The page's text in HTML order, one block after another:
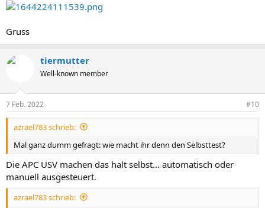
Gruss
tiermutter
Well-known member
7 Feb. 2022 #10
azrael783 schrieb:
Mal ganz dumm gefragt: wie macht ihr denn den Selbsttest?
Die APC USV machen das halt selbst... automatisch oder
manuell ausgesteuert.
azrael783 schrieb: